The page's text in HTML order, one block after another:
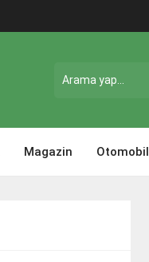
Magazin Otomobil